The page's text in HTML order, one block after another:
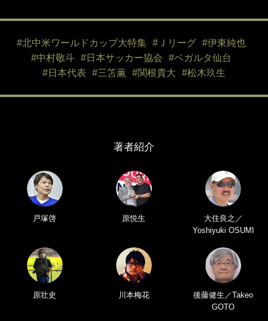
#北中米ワールドカップ大特集 #Ｊリーグ
#伊東純也
#中村敬斗
#日本サッカー協会
#ベガルタ仙台
#日本代表
#三笘薫 #関根貴大 #松木玖生
著者紹介
戸塚啓 原悦生
大住良之／
Yoshiyuki OSUMI
原壮史 川本梅花
後藤健生／Takeo
GOTO